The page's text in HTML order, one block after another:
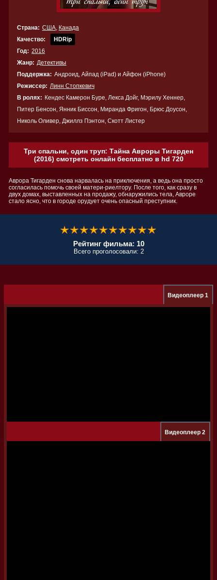
Страна: США, Канада
Качество:
HDRip
Год: 2016
Жанр: Детективы
Поддержка: Андроид, Айпад (iPad) и Айфон (iPhone)
Режиссер: Линн Стопкевич
В ролях: Кендес Камерон Буре, Лекса Дойг, Мэрилу Хеннер,
Питер Бенсон, Янник Биссон, Миранда Фригон, Брюс Доусон,
Николь Оливер, Джиллз Пэнтон, Скотт Листер
Три спальни, один труп: Тайна Авроры Тигарден
(2016) смотреть онлайн бесплатно в hd 720
Аврора Тигарден снова нарвалась на приключения, а ведь она просто
согласилась помочь своей матери-риелтору. После того, как сразу в
двух домах, выставленных на продажу, обнаружились тела, Авроре
стало ясно, что в городе орудует очень опасный преступник.
Рейтинг фильма: 10
Всего проголосовали: 2
Видеоплеер 1
Видеоплеер 2